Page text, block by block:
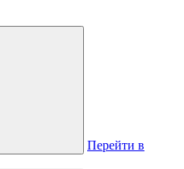
Перейти в